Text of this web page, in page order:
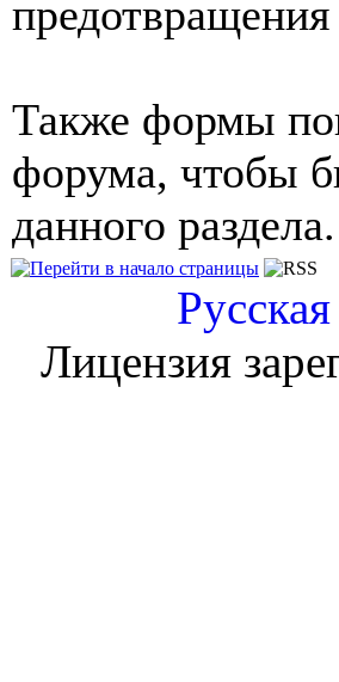
Также формы
форума, чтобы
данного раздела.
Лицензия